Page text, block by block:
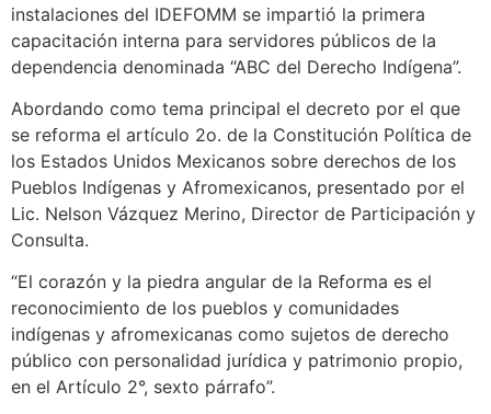
instalaciones del IDEFOMM se impartió la primera
capacitación interna para servidores públicos de la
dependencia denominada “ABC del Derecho Indígena”.
Abordando como tema principal el decreto por el que
se reforma el artículo 2o. de la Constitución Política de
los Estados Unidos Mexicanos sobre derechos de los
Pueblos Indígenas y Afromexicanos, presentado por el
Lic. Nelson Vázquez Merino, Director de Participación y
Consulta.
“El corazón y la piedra angular de la Reforma es el
reconocimiento de los pueblos y comunidades
indígenas y afromexicanas como sujetos de derecho
público con personalidad jurídica y patrimonio propio,
en el Artículo 2°, sexto párrafo”.